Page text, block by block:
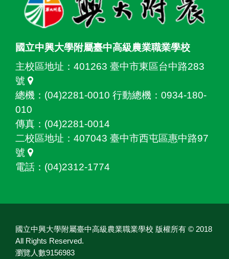
國立中興大學附屬臺中高級農業職業學校
主校區地址： 401263 臺中市東區台中路283
號
總機：(04)2281-0010 行動總機：0934-180-
010
傳真：(04)2281-0014
二校區地址： 407043 臺中市西屯區惠中路97
號
電話：(04)2312-1774
國立中興大學附屬臺中高級農業職業學校 版權所有 © 2018
All Rights Reserved.
瀏覽人數9156983